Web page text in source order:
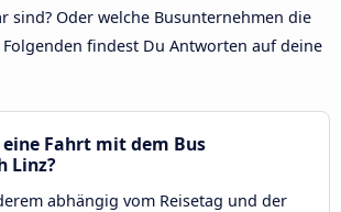
sind? Oder welche Busunternehmen die
findest Du Antworten auf deine
Fahrt mit dem Bus
Linz?
abhängig vom Reisetag und der